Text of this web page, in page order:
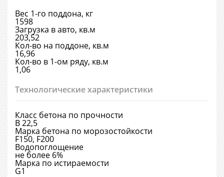
Вес 1-го поддона, кг
1598
Загрузка в авто, кв.м
203,52
Кол-во на поддоне, кв.м
16,96
Кол-во в 1-ом ряду, кв.м
1,06
Технологические характеристики
Класс бетона по прочности
В 22,5
Марка бетона по морозостойкости
F150, F200
Водопоглощение
не более 6%
Марка по истираемости
G1